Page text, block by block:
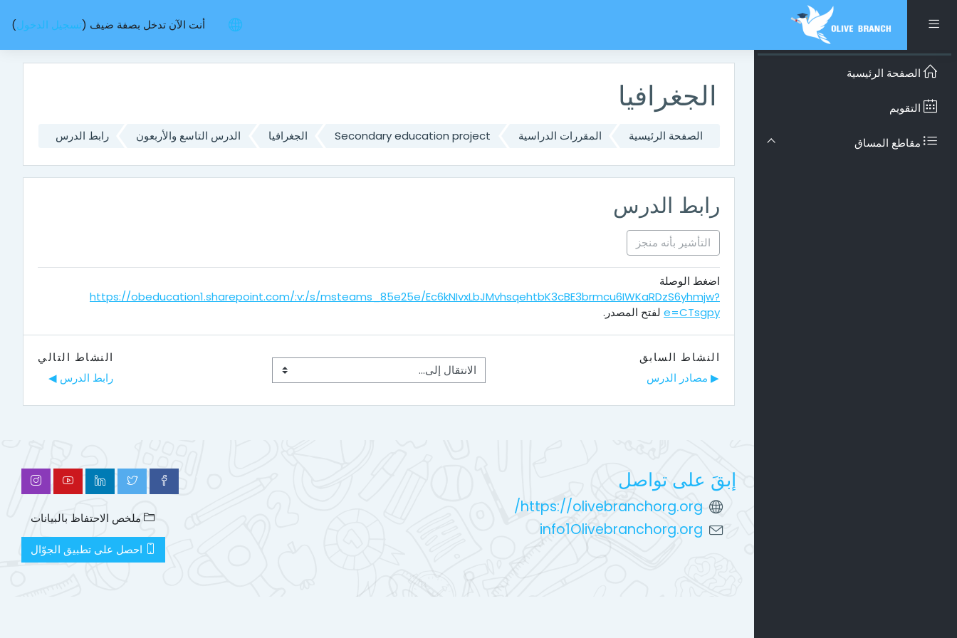
واجهة جانبية أنت الآن تدخل بصفة ضيف (تسجيل الدخول)
الجغرافيا
الصفحة الرئيسية المقررات الدراسية Secondary education project الجغرافيا الدرس التاسع والأربعون رابط الدرس
رابط الدرس
التأشير بأنه منجز
اضغط الوصلة
https://obeducation1.sharepoint.com/:v:/s/msteams_85e25e/Ec6kNIvxLbJMvhsqehtbK3cBE3brmcu6IWKaRDzS6yhmjw?
e=CTsgpy لفتح المصدر.
النشاط السابق
▶︎ مصادر الدرس
الانتقال إلى...
النشاط التالي
رابط الدرس ◀︎
الصفحة الرئيسية
التقويم
مقاطع المساق
إبقَ على تواصل
https://olivebranchorg.org/
info1Olivebranchorg.org
ملخص الاحتفاظ بالبيانات
احصل على تطبيق الجوّال